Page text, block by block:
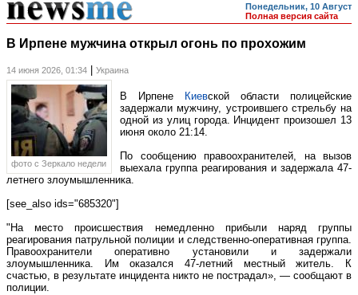
Понедельник, 10 Август
Полная версия сайта
В Ирпене мужчина открыл огонь по прохожим
14 июня 2026, 01:34 Украина
фото c Зеркало недели
В Ирпене Киевской области полицейские
задержали мужчину, устроившего стрельбу на
одной из улиц города. Инцидент произошел 13
июня около 21:14.
По сообщению правоохранителей, на вызов
выехала группа реагирования и задержала 47-
летнего злоумышленника.
[see_also ids="685320"]
"На место происшествия немедленно прибыли наряд группы
реагирования патрульной полиции и следственно-оперативная группа.
Правоохранители оперативно установили и задержали
злоумышленника. Им оказался 47-летний местный житель. К
счастью, в результате инцидента никто не пострадал», — сообщают в
полиции.